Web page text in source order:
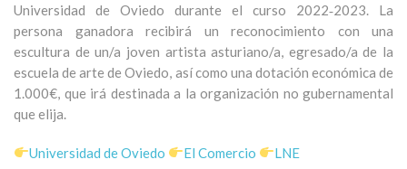
Universidad de Oviedo durante el curso 2022‐2023. La
persona ganadora recibirá un reconocimiento con una
escultura de un/a joven artista asturiano/a, egresado/a de la
escuela de arte de Oviedo, así como una dotación económica de
1.000€, que irá destinada a la organización no gubernamental
que elija.
Universidad de Oviedo El Comercio LNE